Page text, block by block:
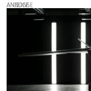
ANZEIGE